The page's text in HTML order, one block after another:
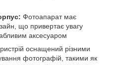
Фотоапарат має
що привертає увагу
аксесуаром
оснащений різними
фотографій, такими як